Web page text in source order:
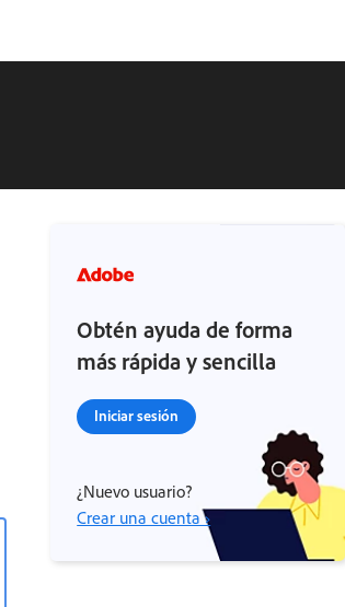
Obtén ayuda de forma
más rápida y sencilla
Iniciar sesión
¿Nuevo usuario?
Crear una cuenta ›